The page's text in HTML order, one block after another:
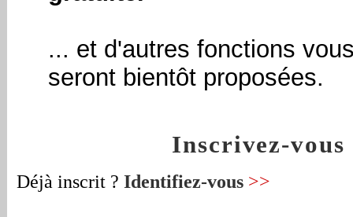
... et d'autres fonctions
seront bientôt proposées.
Inscrivez-vous
Déjà inscrit ? Identifiez-vous >>